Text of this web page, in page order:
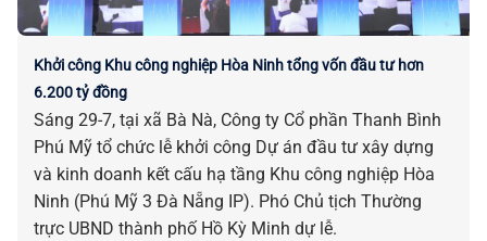
Khởi công Khu công nghiệp Hòa Ninh tổng vốn đầu tư hơn
6.200 tỷ đồng
Sáng 29-7, tại xã Bà Nà, Công ty Cổ phần Thanh Bình
Phú Mỹ tổ chức lễ khởi công Dự án đầu tư xây dựng
và kinh doanh kết cấu hạ tầng Khu công nghiệp Hòa
Ninh (Phú Mỹ 3 Đà Nẵng IP). Phó Chủ tịch Thường
trực UBND thành phố Hồ Kỳ Minh dự lễ.